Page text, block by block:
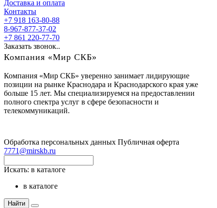
Доставка и оплата
Контакты
+7 918 163-80-88
8-967-877-37-02
+7 861 220-77-70
Заказать звонок..
Компания «Мир СКБ»
Компания «Мир СКБ» уверенно занимает лидирующие
позиции на рынке Краснодара и Краснодарского края уже
больше 15 лет. Мы специализируемся на предоставлении
полного спектра услуг в сфере безопасности и
телекоммуникаций.
Обработка персональных данных Публичная оферта
7771@mirskb.ru
Искать: в каталоге
в каталоге
Найти